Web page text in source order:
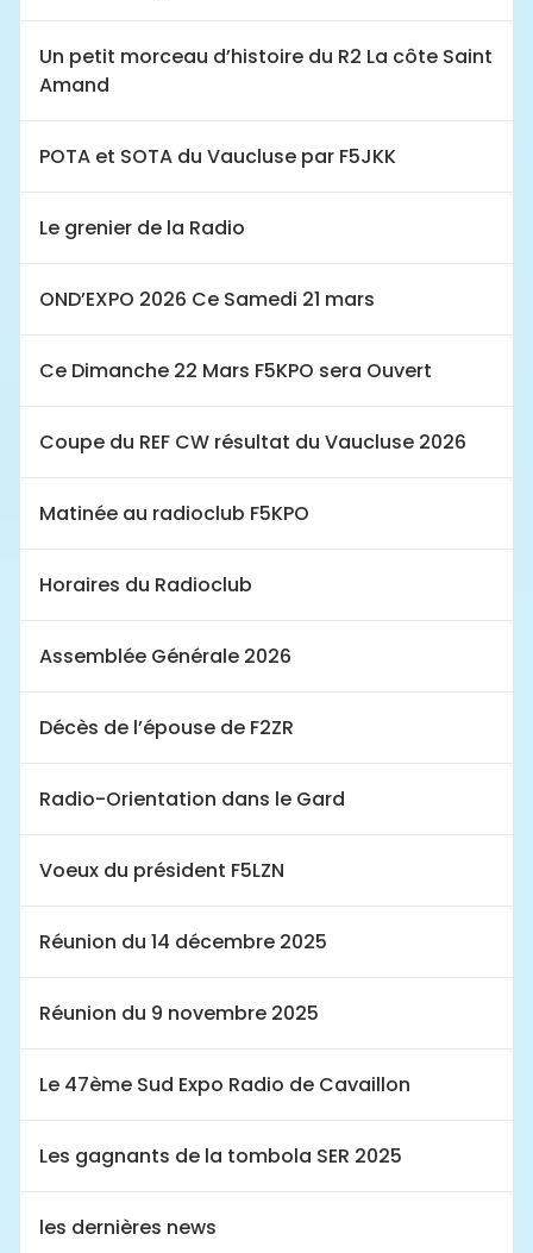
Un petit morceau d’histoire du R2 La côte Saint
Amand
POTA et SOTA du Vaucluse par F5JKK
Le grenier de la Radio
OND’EXPO 2026 Ce Samedi 21 mars
Ce Dimanche 22 Mars F5KPO sera Ouvert
Coupe du REF CW résultat du Vaucluse 2026
Matinée au radioclub F5KPO
Horaires du Radioclub
Assemblée Générale 2026
Décès de l’épouse de F2ZR
Radio-Orientation dans le Gard
Voeux du président F5LZN
Réunion du 14 décembre 2025
Réunion du 9 novembre 2025
Le 47ème Sud Expo Radio de Cavaillon
Les gagnants de la tombola SER 2025
les dernières news